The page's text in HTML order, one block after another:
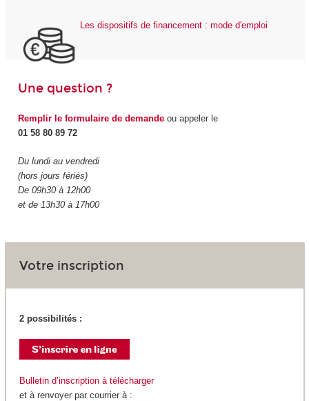
Les dispositifs de financement : mode d'emploi
Une question ?
Remplir le formulaire de demandeou appeler le
01 58 80 89 72
Du lundi au vendredi
(hors jours fériés)
De 09h30 à 12h00
et de 13h30 à 17h00
Votre inscription
2 possibilités :
Bulletin d’inscription à télécharger
et à renvoyer par courrier à :